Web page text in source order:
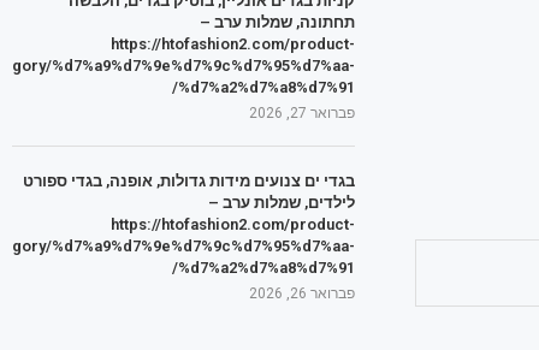
תחתונה, שמלות ערב –
https://htofashion2.com/product-
%d7%a9%d7%9e%d7%9c%d7%95%d7%aa-
%d7%a2%d7%a8%d7%91/
פברואר 27, 2026
בגדי ים צנועים מידות גדולות, אופנה, בגדי ספורט
לילדים, שמלות ערב –
https://htofashion2.com/product-
%d7%a9%d7%9e%d7%9c%d7%95%d7%aa-
%d7%a2%d7%a8%d7%91/
פברואר 26, 2026